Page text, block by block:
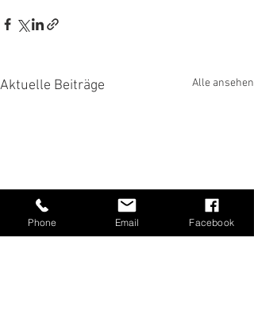
Aktuelle Beiträge Alle ansehen
Phone Email Facebook